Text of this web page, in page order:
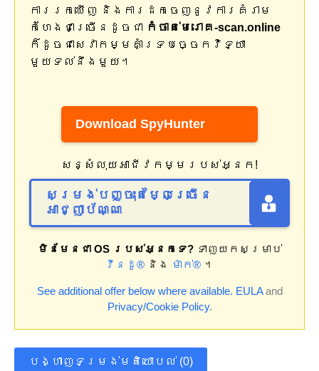
ការរកឃើញ និងការដកចេញនូវការគំរាម
កំហែងជាច្រើនដូចជា កំចាត់មេរោគ-scan.online
ក៏ដូចជាសេវាកម្មគាំទ្របច្ចេកវិទ្យា
មួយទល់នឹងមួយ។
Download SpyHunter
សន្សំលុយអាជីវកម្មរបស់អ្នក!
សម្រង់បញ្ចុះតម្លៃច្រើន
អាជ្ញាប័ណ្ណ
មិនមែនជា OS របស់អ្នកទេ?ទាញយកសម្រាប់
វីនដូ® និង ម៉ាក់® ។
See additional offer below where available. EULAand
Privacy/Cookie Policy.
បង្ហាញទម្រង់មតិយោបល់ (0)